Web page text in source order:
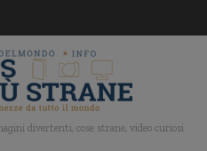
divertenti, cose strane, video curiosi